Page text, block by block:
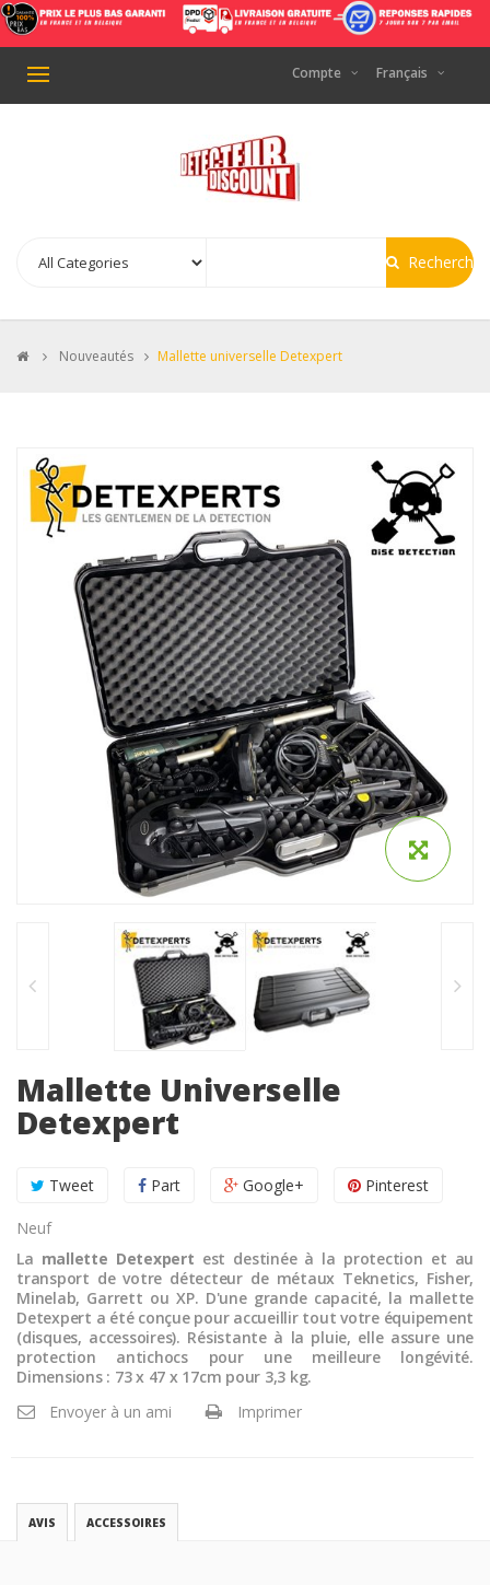
Basculer
la
Compte Français
Recherche
> Nouveautés > Mallette universelle Detexpert
Mallette Universelle
Detexpert
Tweet Part Google+ Pinterest
Neuf
La mallette Detexpert est destinée à la protection et au
transport de votre détecteur de métaux Teknetics, Fisher,
Minelab, Garrett ou XP. D'une grande capacité, la mallette
Detexpert a été conçue pour accueillir tout votre équipement
(disques, accessoires). Résistante à la pluie, elle assure une
protection antichocs pour une meilleure longévité.
Dimensions : 73 x 47 x 17cm pour 3,3 kg.
Envoyer à un ami
Imprimer
AVIS ACCESSOIRES